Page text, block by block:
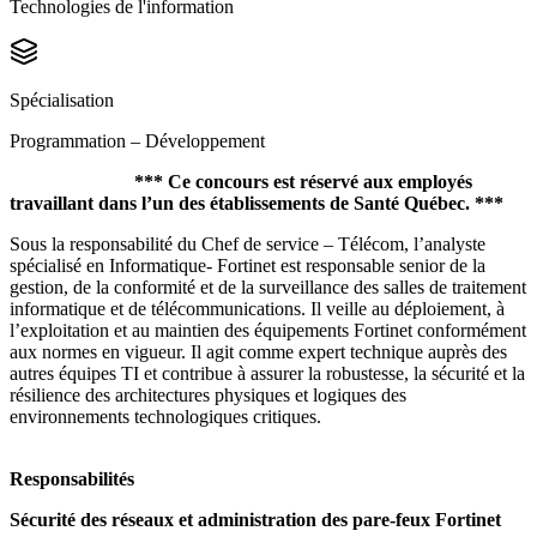
Technologies de l'information
Spécialisation
Programmation – Développement
*** Ce concours est réservé aux employés
travaillant dans l’un des établissements de Santé Québec. ***
Sous la responsabilité du Chef de service – Télécom, l’analyste
spécialisé en Informatique- Fortinet est responsable senior de la
gestion, de la conformité et de la surveillance des salles de traitement
informatique et de télécommunications. Il veille au déploiement, à
l’exploitation et au maintien des équipements Fortinet conformément
aux normes en vigueur. Il agit comme expert technique auprès des
autres équipes TI et contribue à assurer la robustesse, la sécurité et la
résilience des architectures physiques et logiques des
environnements technologiques critiques.
Responsabilités
Sécurité des réseaux et administration des pare-feux Fortinet